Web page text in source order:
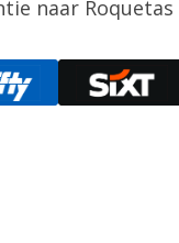
naar